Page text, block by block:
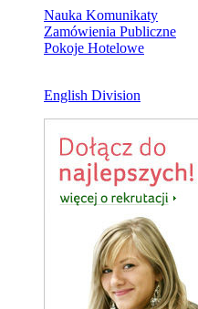
Nauka Komunikaty
Zamówienia Publiczne
Pokoje Hotelowe
English Division